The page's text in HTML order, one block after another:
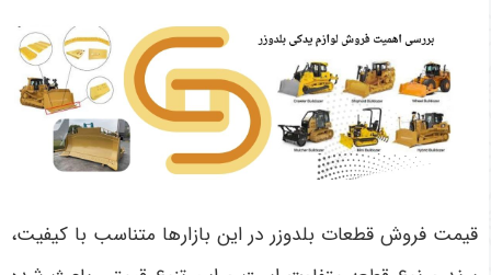
قیمت فروش قطعات بلدوزر در این بازارها متناسب با کیفیت،